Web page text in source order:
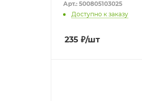
Доступно к заказу
Арт.: 500805103025
235 ₽/шт